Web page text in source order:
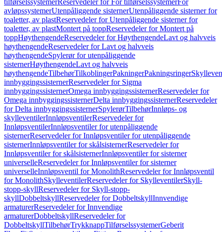
tilførselssystemerReservedeler for For tilførselssystemerFor
avløpssystemerUtenpåliggende sisternerUtenpåliggende sisterner for
toaletter, av plastReservedeler for Utenpåliggende sisterner for
toaletter, av plastMontert på toppReservedeler for Montert på
toppHøythengendeReservedeler for HøythengendeLavt og halvveis
høythengendeReservedeler for Lavt og halvveis
høythengendeSpylerør for utenpåliggende
sisternerHøythengendeLavt og halvveis
høythengendeTilbehørTilkoblingerPakningerPakningsringer
innbyggingssisternerReservedeler for Sigma
innbyggingssisternerOmega innbyggingssisternerReservedeler for
Omega innbyggingssisternerDelta innbyggingssisternerReservedeler
for Delta innbyggingssisternerSpylerørTilbehørInnløps- og
skylleventilerInnløpsventilerReservedeler for
InnløpsventilerInnløpsventiler for utenpåliggende
sisternerReservedeler for Innløpsventiler for utenpåliggende
sisternerInnløpsventiler for skålsisternerReservedeler for
Innløpsventiler for skålsisternerInnløpsventiler for sisterner
universelleReservedeler for Innløpsventiler for sisterner
universelleInnløpsventil for MonolithReservedeler for Innløpsventil
for MonolithSkylleventilerReservedeler for SkylleventilerSkyll-
stopp-skyllReservedeler for Skyll-stopp-
skyllDobbeltskyllReservedeler for DobbeltskyllInnvendige
armaturerReservedeler for Innvendige
armaturerDobbeltskyllReservedeler for
DobbeltskyllTilbehørTrykknappTilførselssystemerGeberit